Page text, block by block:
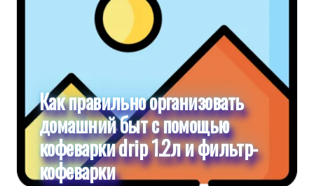
Как правильно организовать
домашний быт с помощью
кофеварки drip 1.2л и фильтр-
кофеварки